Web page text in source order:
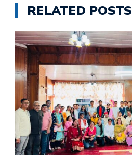
RELATED POSTS